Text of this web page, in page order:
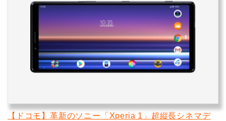
【ドコモ】革新のソニー「Xperia 1」超縦長シネマデ